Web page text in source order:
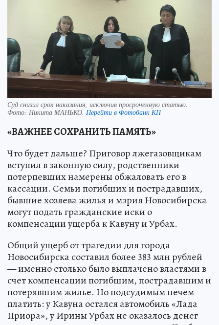
Суд снизил срок наказания, исключив просроченную статью.
Фото: Никита МАНЬКО. Перейти в Фотобанк КП
«ВАЖНЕЕ СОХРАНИТЬ ПАМЯТЬ»
Что будет дальше? Приговор лжегазовщикам
вступил в законную силу, родственники
потерпевших намерены обжаловать его в
кассации. Семьи погибших и пострадавших,
бывшие хозяева жилья и мэрия Новосибирска
могут подать гражданские иски о
компенсации ущерба к Кавуну и Урбах.
Общий ущерб от трагедии для города
Новосибирска составил более 383 млн рублей
— именно столько было выплачено властями в
счет компенсации погибшим, пострадавшим и
потерявшим жилье. Но подсудимым нечем
платить: у Кавуна остался автомобиль «Лада
Приора», у Ирины Урбах не оказалось денег